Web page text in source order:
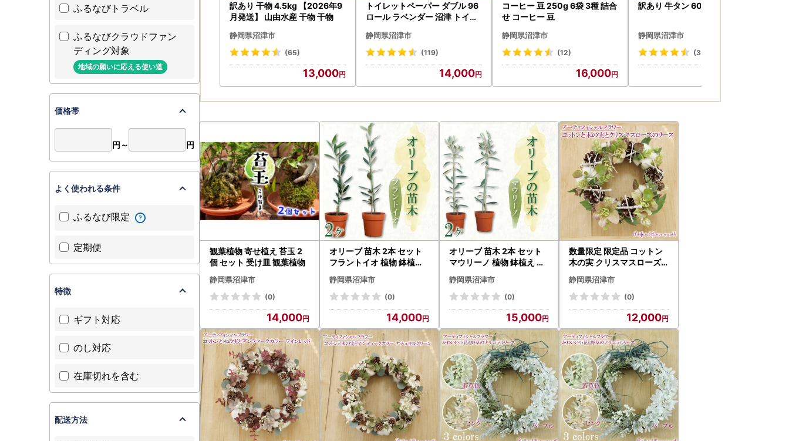
訳あり 干物 4.5kg 【2026年9
月発送】 山由水産 干物 干物
静岡県沼津市
(65)
13,000
トイレットペーパー ダブル 96
ロール ラベンダー 沼津 トイレ
静岡県沼津市
(119)
14,000
コーヒー 豆 250g 6袋 3種 詰合
せ コーヒー 豆
静岡県沼津市
(12)
16,000
訳あり 牛タン 600g 牛タン
静岡県沼津市
(3)
観葉植物 寄せ植え 苔玉 2
個 セット 受け皿 観葉植物
静岡県沼津市
(0)
14,000
オリーブ 苗木 2本 セット
フラントイオ 植物 鉢植え
静岡県沼津市
(0)
14,000
オリーブ 苗木 2本 セット
マウリーノ 植物 鉢植え 植
静岡県沼津市
(0)
15,000
数量限定 限定品 コットン
木の実 クリスマスローズ
リース インテリア ギフト
記念 お祝い プレゼント リ
ース
静岡県沼津市
(0)
12,000
ふるなびトラベル
ふるなびクラウドファン
ディング対象
地域の願いに応える使い道
価格帯
円～ 円
よく使われる条件
ふるなび限定
定期便
特徴
ギフト対応
のし対応
在庫切れを含む
配送方法